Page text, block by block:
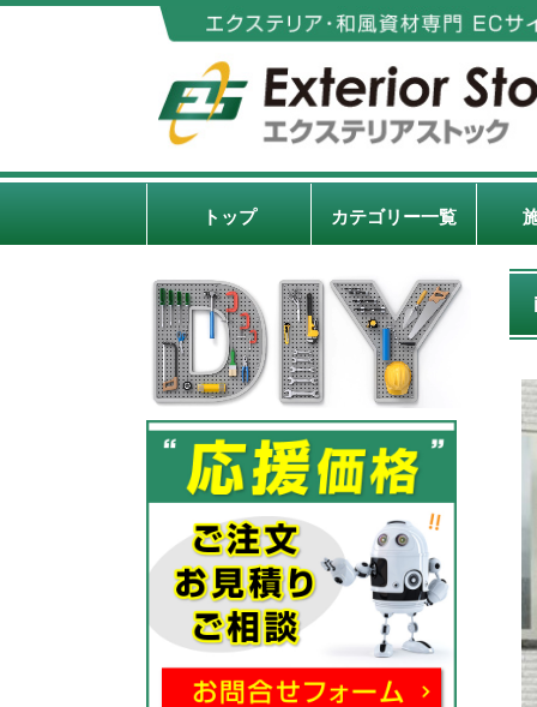
トップ カテゴリー一覧